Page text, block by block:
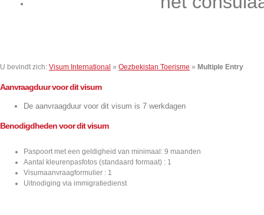
U bevindt zich: Visum International » Oezbekistan Toerisme » Multiple Entry
Aanvraagduur voor dit visum
De aanvraagduur voor dit visum is 7 werkdagen
Benodigdheden voor dit visum
Paspoort met een geldigheid van minimaal: 9 maanden
Aantal kleurenpasfotos (standaard formaat) : 1
Visumaanvraagformulier : 1
Uitnodiging via immigratiedienst